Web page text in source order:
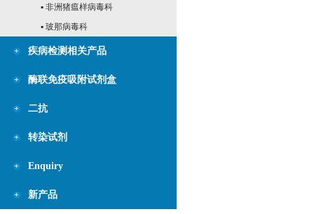
▪ 非洲猪瘟样病毒科
▪ 玻那病毒科
疾病检测相关产品
酶联免疫吸附试剂盒
二抗
转染试剂
Enquiry
新产品